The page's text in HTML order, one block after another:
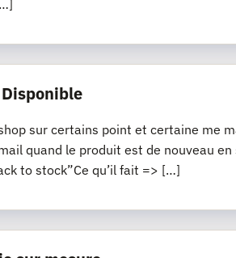
sur certains point et certaine me
quand le produit est de nouveau en
to stock”Ce qu’il fait => […]